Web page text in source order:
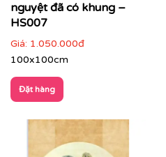
nguyệt đã có khung –
HS007
Giá: 1.050.000đ
100x100cm
Đặt hàng